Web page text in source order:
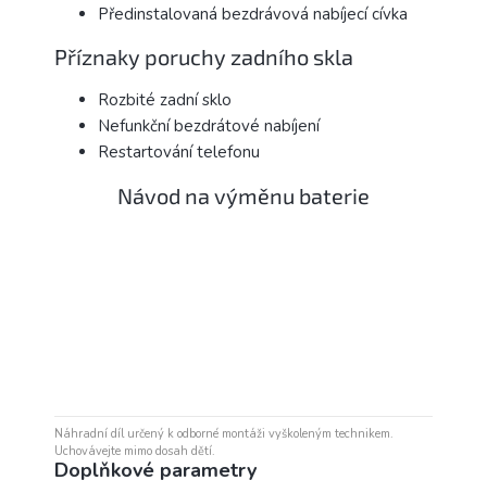
Předinstalovaná bezdrávová nabíjecí cívka
Příznaky poruchy zadního skla
Rozbité zadní sklo
Nefunkční bezdrátové nabíjení
Restartování telefonu
Návod na výměnu baterie
Náhradní díl určený k odborné montáži vyškoleným technikem.
Uchovávejte mimo dosah dětí.
Doplňkové parametry